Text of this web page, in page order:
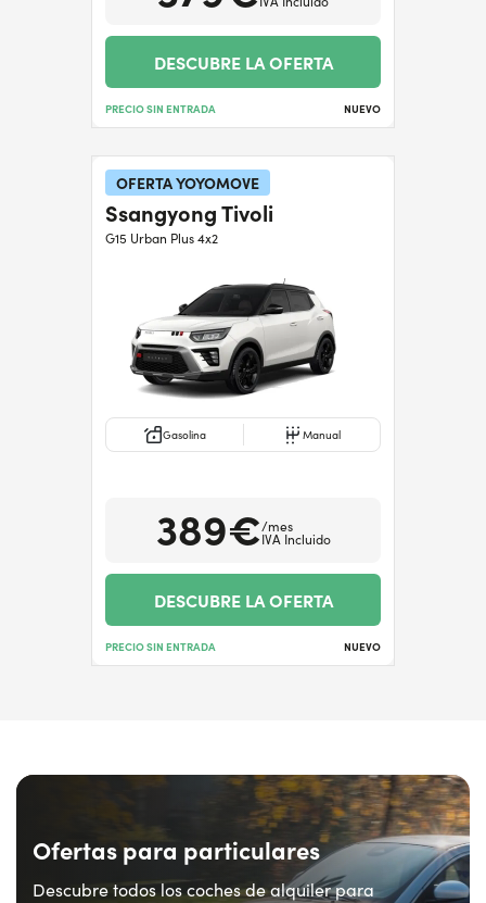
DESCUBRE LA OFERTA
PRECIO SIN ENTRADA NUEVO
OFERTA YOYOMOVE
Ssangyong Tivoli
G15 Urban Plus 4x2
Gasolina Manual
389€/mes
IVA Incluido
DESCUBRE LA OFERTA
PRECIO SIN ENTRADA NUEVO
Ofertas para particulares
Descubre todos los coches de alquiler para